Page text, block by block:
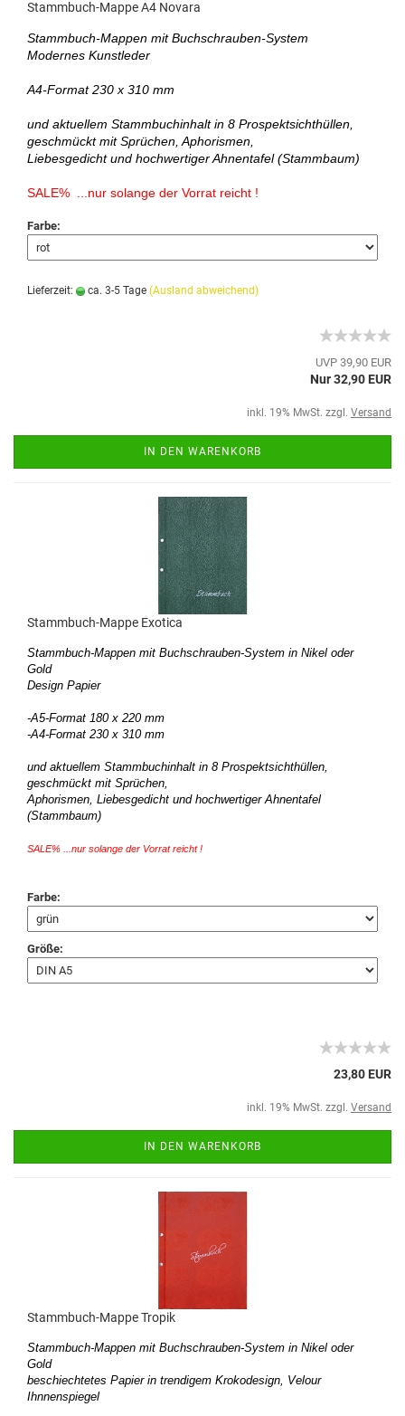
Stammbuch-Mappe A4 Novara
Stammbuch-Mappen mit Buchschrauben-System
Modernes Kunstleder
A4-Format 230 x 310 mm
und aktuellem Stammbuchinhalt in 8 Prospektsichthüllen,
geschmückt mit Sprüchen, Aphorismen,
Liebesgedicht und hochwertiger Ahnentafel (Stammbaum)
SALE% ...nur solange der Vorrat reicht !
Farbe:
Lieferzeit: ca. 3-5 Tage (Ausland abweichend)
UVP 39,90 EUR
Nur 32,90 EUR
inkl. 19% MwSt. zzgl. Versand
IN DEN WARENKORB
Stammbuch-Mappe Exotica
Stammbuch-Mappen mit Buchschrauben-System in Nikel oder
Gold
Design Papier
-A5-Format 180 x 220 mm
-A4-Format 230 x 310 mm
und aktuellem Stammbuchinhalt in 8 Prospektsichthüllen,
geschmückt mit Sprüchen,
Aphorismen, Liebesgedicht und hochwertiger Ahnentafel
(Stammbaum)
SALE% ...nur solange der Vorrat reicht !
Farbe:
Größe:
23,80 EUR
inkl. 19% MwSt. zzgl. Versand
IN DEN WARENKORB
Stammbuch-Mappe Tropik
Stammbuch-Mappen mit Buchschrauben-System in Nikel oder
Gold
beschiechtetes Papier in trendigem Krokodesign, Velour
Ihnnenspiegel